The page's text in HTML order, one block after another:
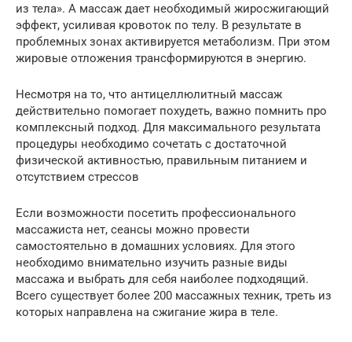
из тела». А массаж дает необходимый жиросжигающий
эффект, усиливая кровоток по телу. В результате в
проблемных зонах активируется метаболизм. При этом
жировые отложения трансформируются в энергию.
Несмотря на то, что антицеллюлитный массаж
действительно помогает похудеть, важно помнить про
комплексный подход. Для максимального результата
процедуры необходимо сочетать с достаточной
физической активностью, правильным питанием и
отсутствием стрессов
Если возможности посетить профессионального
массажиста нет, сеансы можно провести
самостоятельно в домашних условиях. Для этого
необходимо внимательно изучить разные виды
массажа и выбрать для себя наиболее подходящий.
Всего существует более 200 массажных техник, треть из
которых направлена на сжигание жира в теле.